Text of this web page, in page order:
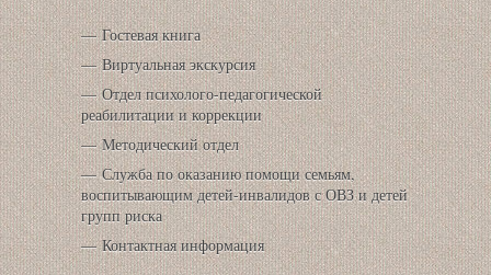
Гостевая книга
Виртуальная экскурсия
Отдел психолого-педагогической
реабилитации и коррекции
Методический отдел
Служба по оказанию помощи семьям,
воспитывающим детей-инвалидов с ОВЗ и детей
групп риска
Контактная информация